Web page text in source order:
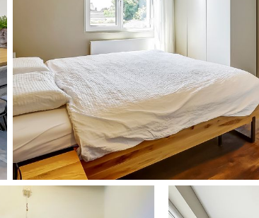
de oprit en de garage. De garage is zowel via een
Binnen is elektra en verlichting aanwezig,
een handmatig aan te sluiten
up sproeipunten van water voorzien voor het
verdubbeld worden door het verwijderen van de
gewoon onder de muur door.
een laadpaal van een elektrische auto, praktisch
op een doordachte manier, ideaal voor gezinnen